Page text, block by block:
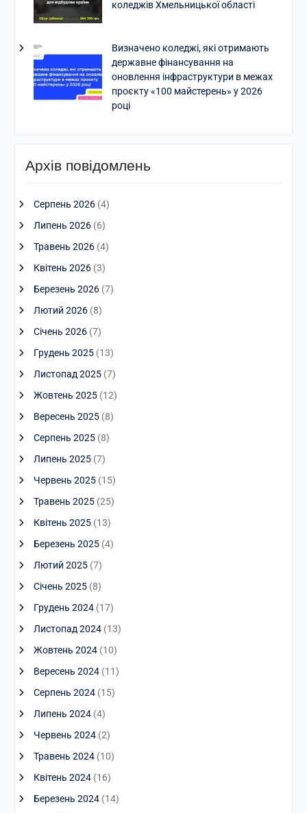
коледжів Хмельницької області
Визначено коледжі, які отримають
державне фінансування на
оновлення інфраструктури в межах
проєкту «100 майстерень» у 2026
році
Архів повідомлень
Серпень 2026(4)
Липень 2026(6)
Травень 2026(4)
Квітень 2026(3)
Березень 2026(7)
Лютий 2026(8)
Січень 2026(7)
Грудень 2025(13)
Листопад 2025(7)
Жовтень 2025(12)
Вересень 2025(8)
Серпень 2025(8)
Липень 2025(7)
Червень 2025(15)
Травень 2025(25)
Квітень 2025(13)
Березень 2025(4)
Лютий 2025(7)
Січень 2025(8)
Грудень 2024(17)
Листопад 2024(13)
Жовтень 2024(10)
Вересень 2024(11)
Серпень 2024(15)
Липень 2024(4)
Червень 2024(2)
Травень 2024(10)
Квітень 2024(16)
Березень 2024(14)